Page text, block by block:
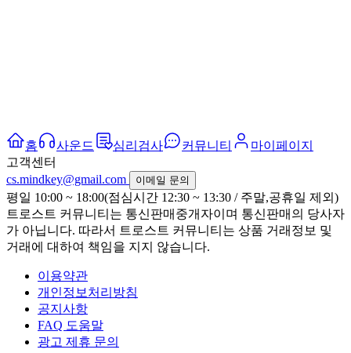
홈 사운드 심리검사 커뮤니티
마이페이지
고객센터
cs.mindkey@gmail.com
이메일 문의
평일 10:00 ~ 18:00(점심시간 12:30 ~ 13:30 / 주말,공휴일 제외)
트로스트 커뮤니티는 통신판매중개자이며 통신판매의 당사자
가 아닙니다. 따라서 트로스트 커뮤니티는 상품 거래정보 및
거래에 대하여 책임을 지지 않습니다.
이용약관
개인정보처리방침
공지사항
FAQ 도움말
광고 제휴 문의